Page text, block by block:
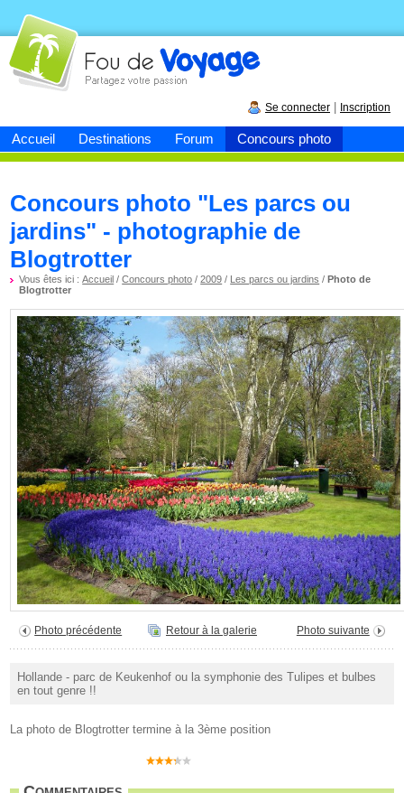
Accueil Destinations Forum Concours photo
Fou devoyage
Se connecter Inscription
Concours photo "Les parcs ou
jardins" - photographie de
Blogtrotter
Vous êtes ici :Accueil /Concours photo /2009 / Les parcs ou jardins /Photo de
Blogtrotter
Photo précédente Retour à la galerie Photo suivante
Hollande - parc de Keukenhof ou la symphonie des Tulipes et bulbes
en tout genre !!
La photo de Blogtrotter termine à la 3ème position